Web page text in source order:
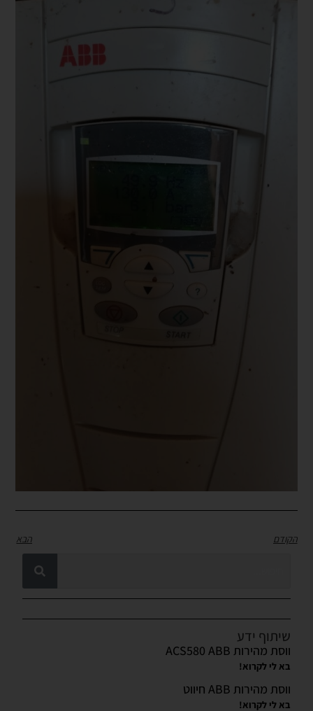
הקודם הבא
שיתוף ידע
ווסת מהירות ACS580 ABB
בא לי לקרוא!
ווסת מהירות ABB חיווט
בא לי לקרוא!